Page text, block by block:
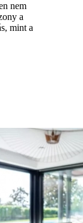
nem
a
mint a